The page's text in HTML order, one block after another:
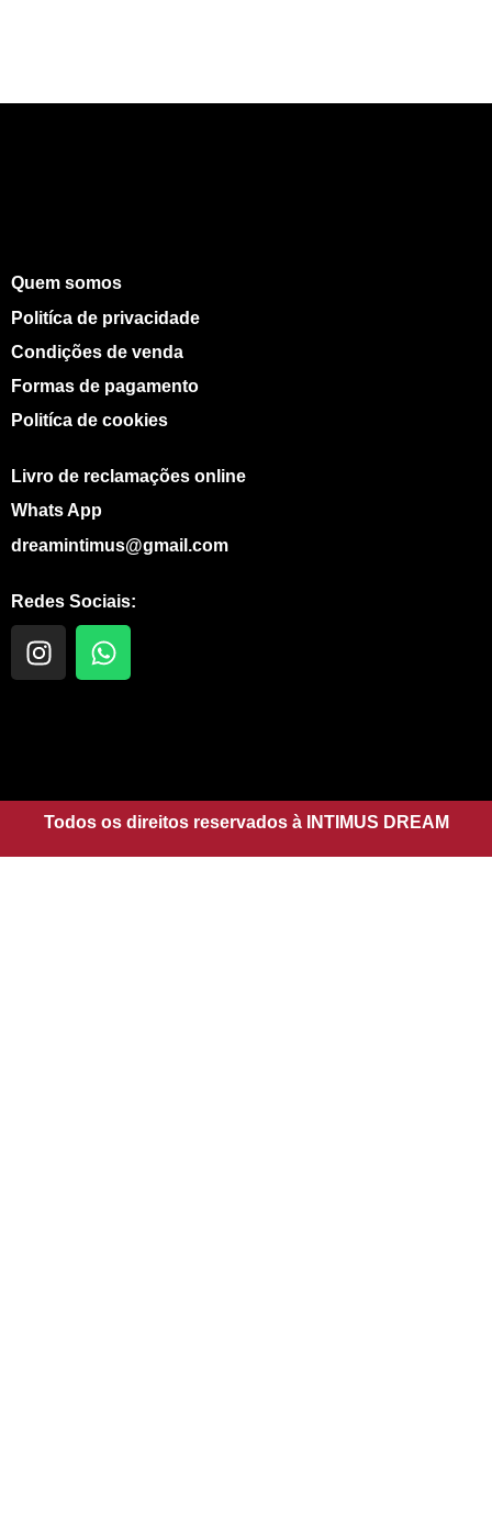
Quem somos
Politíca de privacidade
Condições de venda
Formas de pagamento
Politíca de cookies
Livro de reclamações online
Whats App
dreamintimus@gmail.com
Redes Sociais:
I
n
r
a
m
W
h
p
p
Todos os direitos reservados à INTIMUS DREAM